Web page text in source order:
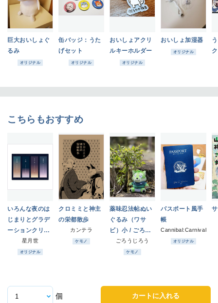
巨大おいしょぐ
るみ
オリジナル
缶バッジ：うた
げセット
オリジナル
おいしょアクリ
ルキーホルダー
オリジナル
おいしょ加湿器
オリジナル
こちらもおすすめ
いろんな夜のは
じまりとグラデ
ーションクリア
しおり星月世
オリジナル
クロミミと神主
の栄都散歩
カンテラ
ケモノ
薬味忍法帖ぬい
ぐるみ（ワサ
ビ）小 / ごろう
じろう
ごろうじろう
ケモノ
パスポート風手
帳
Cannibal:Carnival
オリジナル
個 カートに入れる